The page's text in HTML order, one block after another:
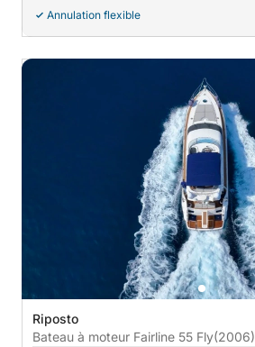
Annulation flexible
Riposto
Bateau à moteur Fairline 55 Fly(2006)